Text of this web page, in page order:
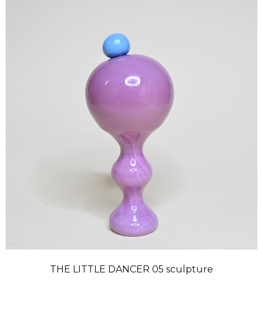
THE LITTLE DANCER 05 sculpture